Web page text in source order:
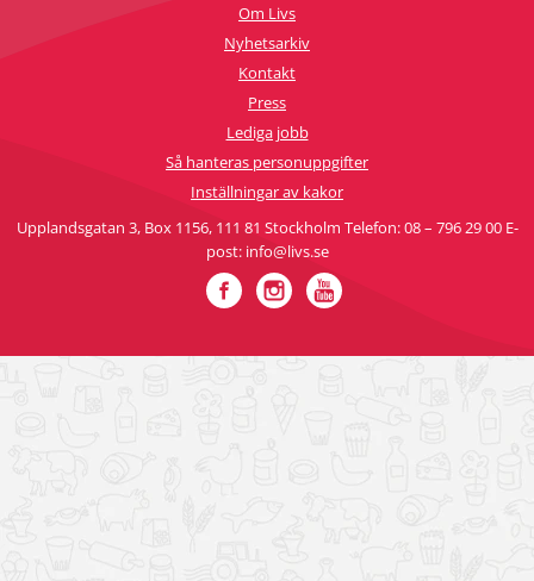
Om Livs
Nyhetsarkiv
Kontakt
Press
Lediga jobb
Så hanteras personuppgifter
Inställningar av kakor
Upplandsgatan 3, Box 1156, 111 81 Stockholm Telefon: 08 – 796 29 00 E-
post: info@livs.se
FacebookInstagram